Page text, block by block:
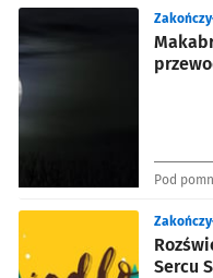
Pod
Sercu